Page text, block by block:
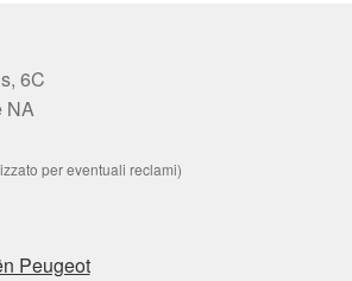
6C
NA
per eventuali reclami)
Peugeot